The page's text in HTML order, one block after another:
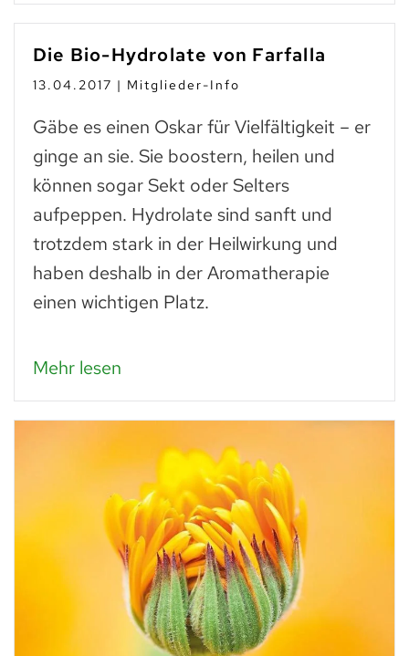
Die Bio-Hydrolate von Farfalla
13.04.2017 | Mitglieder-Info
Gäbe es einen Oskar für Vielfältigkeit – er
ginge an sie. Sie boostern, heilen und
können sogar Sekt oder Selters
aufpeppen. Hydrolate sind sanft und
trotzdem stark in der Heilwirkung und
haben deshalb in der Aromatherapie
einen wichtigen Platz.
Mehr lesen